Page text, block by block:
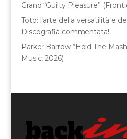
Grand “Guilty Pleasure”
Toto: l’arte della versatilità e
Discografia commentata!
Parker Barrow “Hold The
Music, 2026)